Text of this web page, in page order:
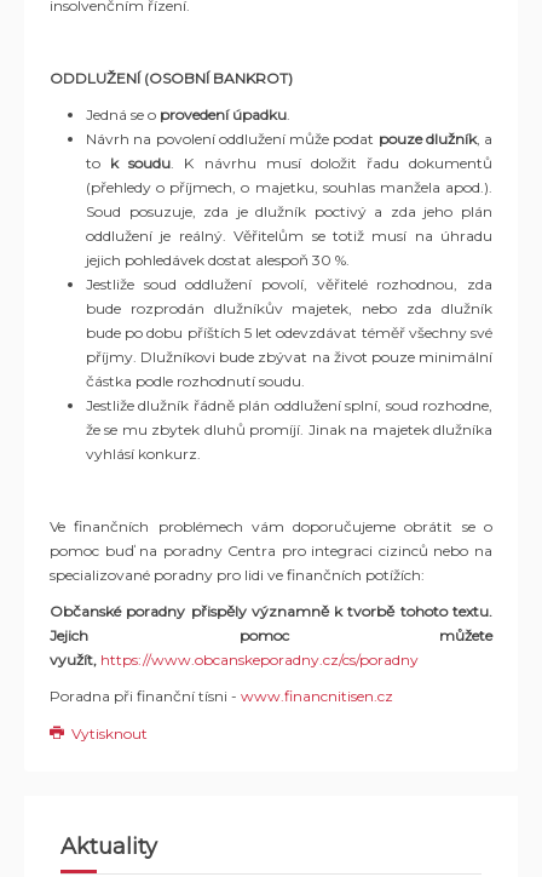
insolvenčním řízení.
ODDLUŽENÍ (OSOBNÍ BANKROT)
Jedná se o provedení úpadku.
Návrh na povolení oddlužení může podat pouze dlužník, a
to k soudu. K návrhu musí doložit řadu dokumentů
(přehledy o příjmech, o majetku, souhlas manžela apod.).
Soud posuzuje, zda je dlužník poctivý a zda jeho plán
oddlužení je reálný. Věřitelům se totiž musí na úhradu
jejich pohledávek dostat alespoň 30 %.
Jestliže soud oddlužení povolí, věřitelé rozhodnou, zda
bude rozprodán dlužníkův majetek, nebo zda dlužník
bude po dobu příštích 5 let odevzdávat téměř všechny své
příjmy. Dlužníkovi bude zbývat na život pouze minimální
částka podle rozhodnutí soudu.
Jestliže dlužník řádně plán oddlužení splní, soud rozhodne,
že se mu zbytek dluhů promíjí. Jinak na majetek dlužníka
vyhlásí konkurz.
Ve finančních problémech vám doporučujeme obrátit se o
pomoc buď na poradny Centra pro integraci cizinců nebo na
specializované poradny pro lidi ve finančních potížích:
Občanské poradny přispěly významně k tvorbě tohoto textu.
Jejich pomoc můžete
využít, https://www.obcanskeporadny.cz/cs/poradny
Poradna při finanční tísni - www.financnitisen.cz
Vytisknout
Aktuality